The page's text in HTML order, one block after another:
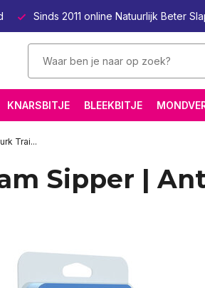
Sinds 2011 online Natuurlijk Beter
KNARSBITJE BLEEKBITJE
Trai...
Sipper |